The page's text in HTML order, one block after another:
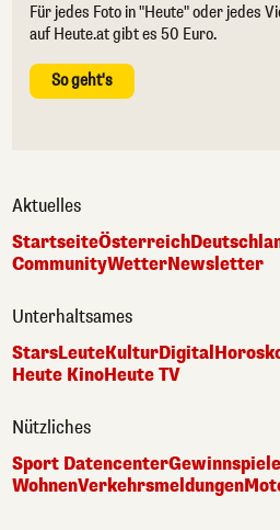
Für jedes Foto in "Heute" oder jedes
auf Heute.at gibt es 50 Euro.
So geht's
Aktuelles
StartseiteÖsterreich
CommunityWetterNewsletter
Unterhaltsames
StarsLeuteKulturDigital
Heute KinoHeute TV
Nützliches
Sport DatencenterGewinnspiele
WohnenVerkehrsmeldungen